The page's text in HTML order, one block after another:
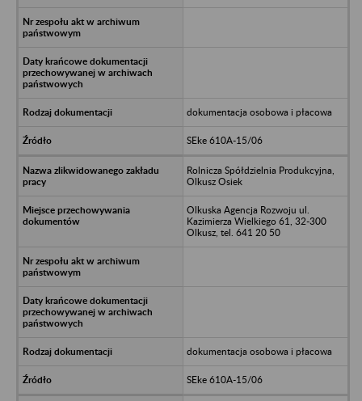
dokumentacja osobowa i płacowa
SEke 610A-15/06
Rolnicza Spółdzielnia Produkcyjna,
Olkusz Osiek
Olkuska Agencja Rozwoju ul.
Kazimierza Wielkiego 61, 32-300
Olkusz, tel. 641 20 50
dokumentacja osobowa i płacowa
SEke 610A-15/06